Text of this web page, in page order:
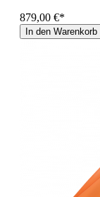
879,00 €*
In den Warenkorb